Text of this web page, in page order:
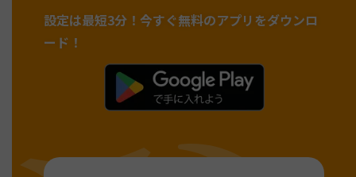
設定は最短3分！ 今すぐ無料のアプリをダウンロ
ード！